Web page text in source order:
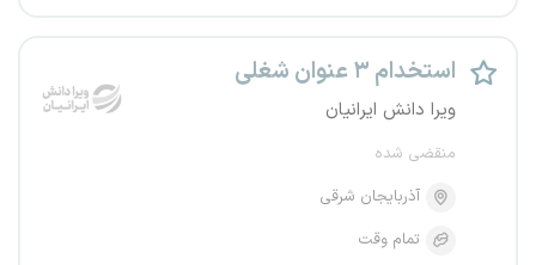
استخدام ۳ عنوان شغلی
ویرا دانش ایرانیان
منقضی شده
آذربایجان شرقی
تمام وقت